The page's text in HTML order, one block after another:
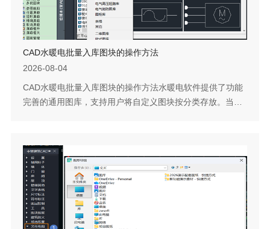
CAD水暖电批量入库图块的操作方法
2026-08-04
CAD水暖电批量入库图块的操作方法水暖电软件提供了功能
完善的通用图库，支持用户将自定义图块按分类存放。当积
指定文件，即可完成批量导入。下面说明具体操作步骤。问
题描述：自定义图块，如何可以批量导入到CAD水暖电的图
库呢？步骤指引：1. 点击水暖电菜单【图块图案-通用图
库】，打开图库管理系统，点击【图库...